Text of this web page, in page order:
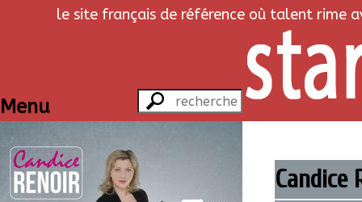
le site français de référence où talent rime
Menu
Candice